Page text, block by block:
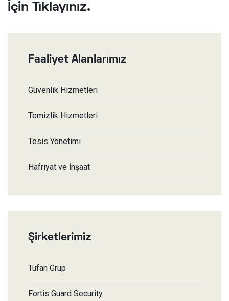
İçin Tıklayınız.
Faaliyet Alanlarımız
Güvenlik Hizmetleri
Temizlik Hizmetleri
Tesis Yönetimi
Hafriyat ve İnşaat
Şirketlerimiz
Tufan Grup
Fortis Guard Security